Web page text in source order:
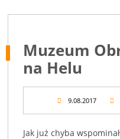
Muzeum
na Helu
9.08.2017
Jak już chyba